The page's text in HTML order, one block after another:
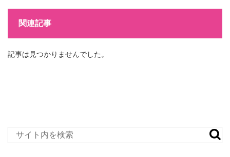
関連記事
記事は見つかりませんでした。